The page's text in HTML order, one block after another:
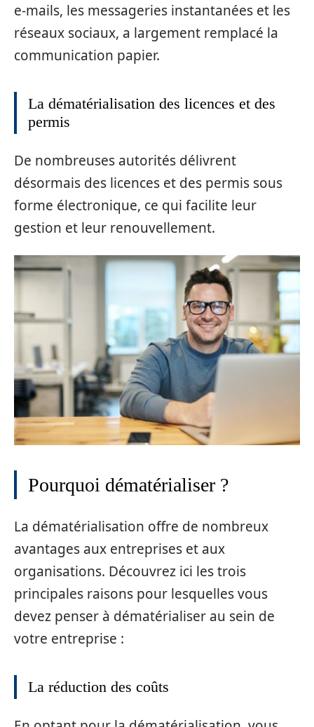
e-mails, les messageries instantanées et les
réseaux sociaux, a largement remplacé la
communication papier.
La dématérialisation des licences et des
permis
De nombreuses autorités délivrent
désormais des licences et des permis sous
forme électronique, ce qui facilite leur
gestion et leur renouvellement.
Pourquoi dématérialiser ?
La dématérialisation offre de nombreux
avantages aux entreprises et aux
organisations. Découvrez ici les trois
principales raisons pour lesquelles vous
devez penser à dématérialiser au sein de
votre entreprise :
La réduction des coûts